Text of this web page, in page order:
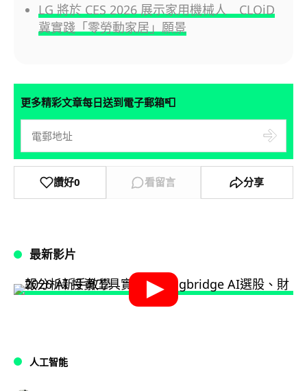
LG 將於 CES 2026 展示家用機械人 CLOiD
冀實踐「零勞動家居」願景
更多精彩文章每日送到電子郵箱📮
讚好0 看留言 分享
最新影片
人工智能